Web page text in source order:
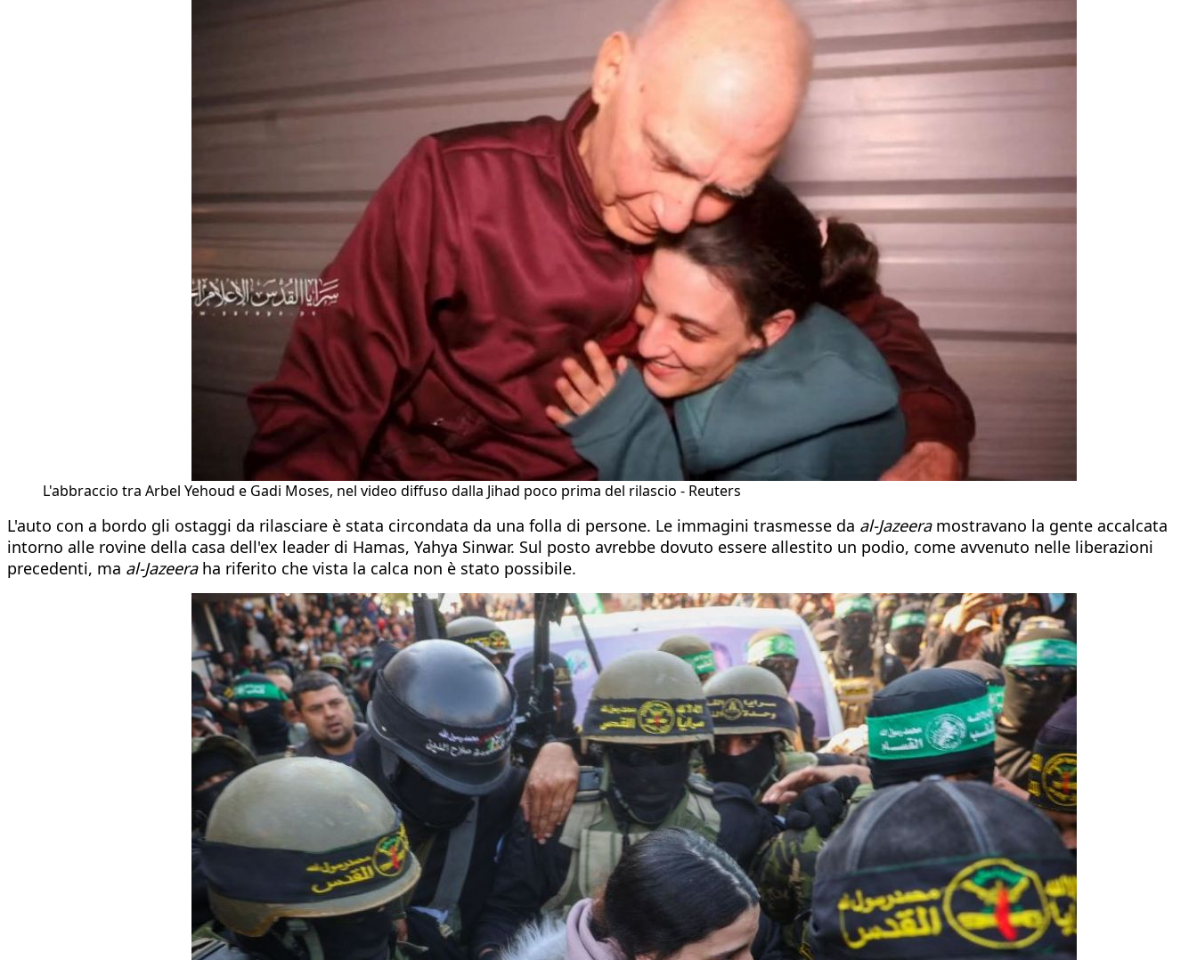
L'abbraccio tra Arbel Yehoud e Gadi Moses, nel video diffuso dalla Jihad poco prima del rilascio - Reuters
L'auto con a bordo gli ostaggi da rilasciare è stata circondata da una folla di persone. Le immagini trasmesse da al-Jazeeramostravano la gente accalcata
intorno alle rovine della casa dell'ex leader di Hamas, Yahya Sinwar. Sul posto avrebbe dovuto essere allestito un podio, come avvenuto nelle liberazioni
precedenti, ma al-Jazeera ha riferito che vista la calca non è stato possibile.